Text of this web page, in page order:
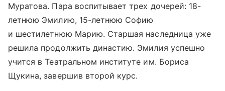
Муратова. Пара воспитывает трех дочерей: 18-
летнюю Эмилию, 15-летнюю Софию
и шестилетнюю Марию. Старшая наследница уже
решила продолжить династию. Эмилия успешно
учится в Театральном институте им. Бориса
Щукина, завершив второй курс.